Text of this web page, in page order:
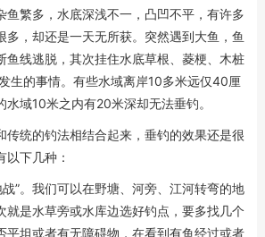
鱼繁多，水底深浅不一，凸凹不平，有许多
多，却还是一天无所获。突然遇到大鱼，鱼
鱼线逃脱，其次挂住水底草根、菱梗、木桩
生的事情。有些水域离岸10多米远仅40厘
域10米之内有20米深却无法垂钓。
传统的钓法相结合起来，垂钓的效果还是很
下几种：
”。我们可以在野塘、河旁、江河转弯的地
就是水草旁或水库边选好钓点，要多找几个
平坦或者有无障碍物，在看到有鱼经过或者